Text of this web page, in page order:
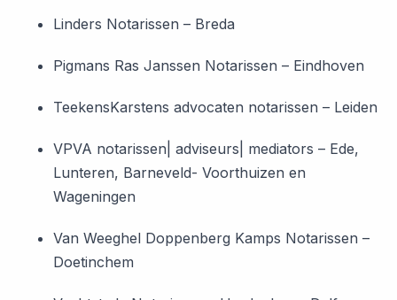
Linders Notarissen – Breda
Pigmans Ras Janssen Notarissen – Eindhoven
TeekensKarstens advocaten notarissen – Leiden
VPVA notarissen| adviseurs| mediators – Ede,
Lunteren, Barneveld- Voorthuizen en
Wageningen
Van Weeghel Doppenberg Kamps Notarissen –
Doetinchem